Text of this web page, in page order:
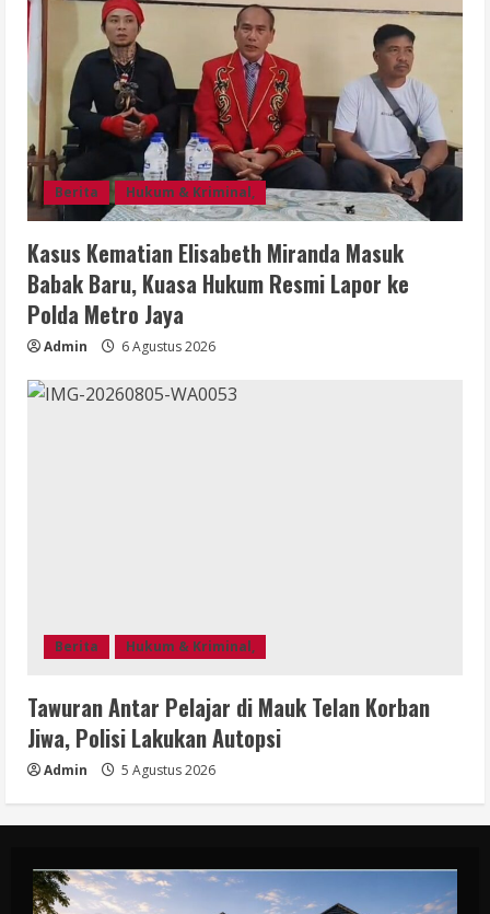
Berita Hukum & Kriminal,
Kasus Kematian Elisabeth Miranda Masuk
Babak Baru, Kuasa Hukum Resmi Lapor ke
Polda Metro Jaya
Admin 6 Agustus 2026
Berita Hukum & Kriminal,
Tawuran Antar Pelajar di Mauk Telan Korban
Jiwa, Polisi Lakukan Autopsi
Admin 5 Agustus 2026